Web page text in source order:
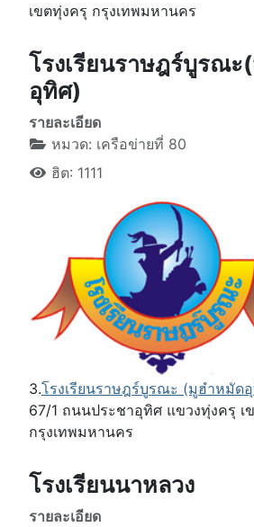
เขตทุ่งครุ กรุงเทพมหานคร
โรงเรียนราษฎร์บูรณ
อุทิศ)
รายละเอียด
หมวด: เครือข่ายที่ 80
ฮิต: 1111
3.โรงเรียนราษฎร์บูรณะ (มูฮำหมัด
67/1 ถนนประชาอุทิศ แขวงทุ่งครุ เ
กรุงเทพมหานคร
โรงเรียนนาหลวง
รายละเอียด